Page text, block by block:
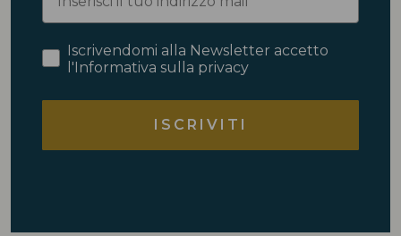
Iscrivendomi alla Newsletter accetto
l'Informativa sulla privacy
ISCRIVITI